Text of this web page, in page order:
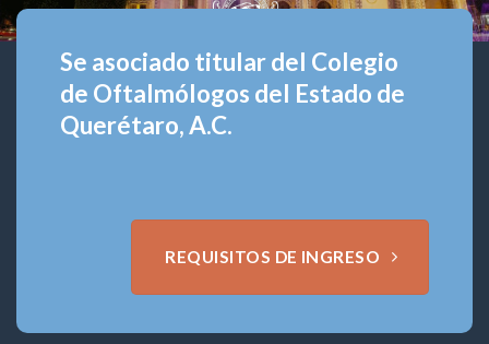
Se asociado titular del Colegio
de Oftalmólogos del Estado de
Querétaro, A.C.
REQUISITOS DE INGRESO